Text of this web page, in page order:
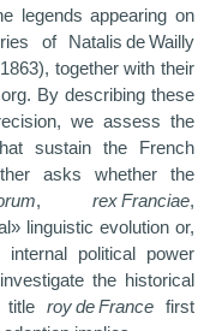
legends appearing on
of Natalis de Wailly
together with their
By describing these
we assess the
sustain the French
asks whether the
, rex Franciae,
linguistic evolution or,
political power
the historical
title roy de France first